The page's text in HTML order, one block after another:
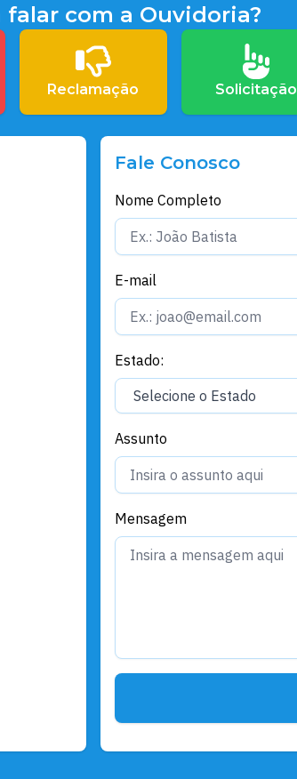
falar com a Ouvidoria?
Reclamação Solicitação
Fale Conosco
Nome Completo
E-mail
Estado:
Assunto
Mensagem